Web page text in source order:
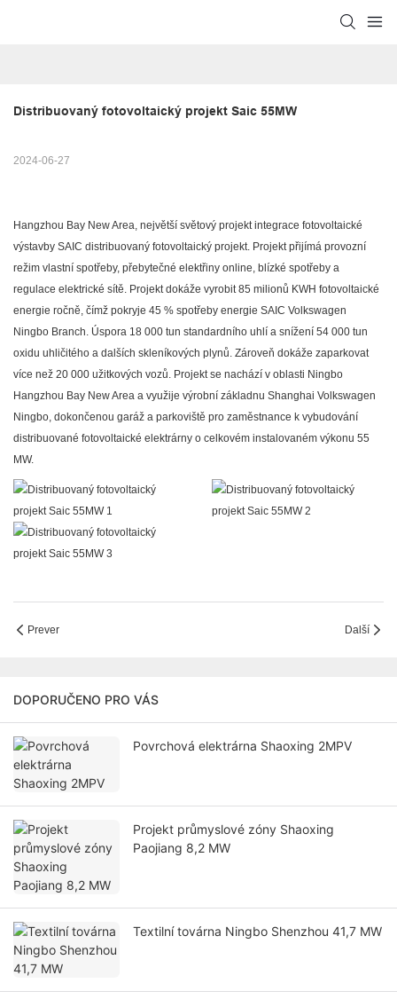
Distribuovaný fotovoltaický projekt Saic 55MW
2024-06-27
Hangzhou Bay New Area, největší světový projekt integrace fotovoltaické
výstavby SAIC distribuovaný fotovoltaický projekt. Projekt přijímá provozní
režim vlastní spotřeby, přebytečné elektřiny online, blízké spotřeby a
regulace elektrické sítě. Projekt dokáže vyrobit 85 milionů KWH fotovoltaické
energie ročně, čímž pokryje 45 % spotřeby energie SAIC Volkswagen
Ningbo Branch. Úspora 18 000 tun standardního uhlí a snížení 54 000 tun
oxidu uhličitého a dalších skleníkových plynů. Zároveň dokáže zaparkovat
více než 20 000 užitkových vozů. Projekt se nachází v oblasti Ningbo
Hangzhou Bay New Area a využije výrobní základnu Shanghai Volkswagen
Ningbo, dokončenou garáž a parkoviště pro zaměstnance k vybudování
distribuované fotovoltaické elektrárny o celkovém instalovaném výkonu 55
MW.
Prever Další
DOPORUČENO PRO VÁS
Povrchová elektrárna Shaoxing 2MPV
Projekt průmyslové zóny Shaoxing
Paojiang 8,2 MW
Textilní továrna Ningbo Shenzhou 41,7 MW